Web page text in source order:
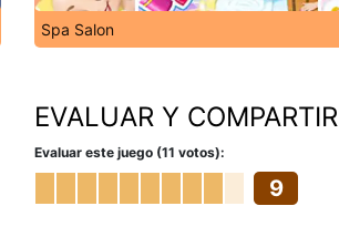
Spa Salon
EVALUAR Y COMPARTIR
Evaluar este juego (11 votos):
9